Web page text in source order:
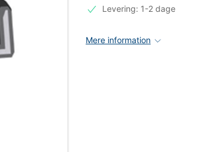
Levering: 1-2 dage
Mere information